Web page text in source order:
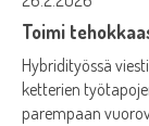
Toimi
Hybridityössä
ketterien
parempaan